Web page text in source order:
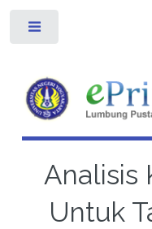
Analisis
Untuk